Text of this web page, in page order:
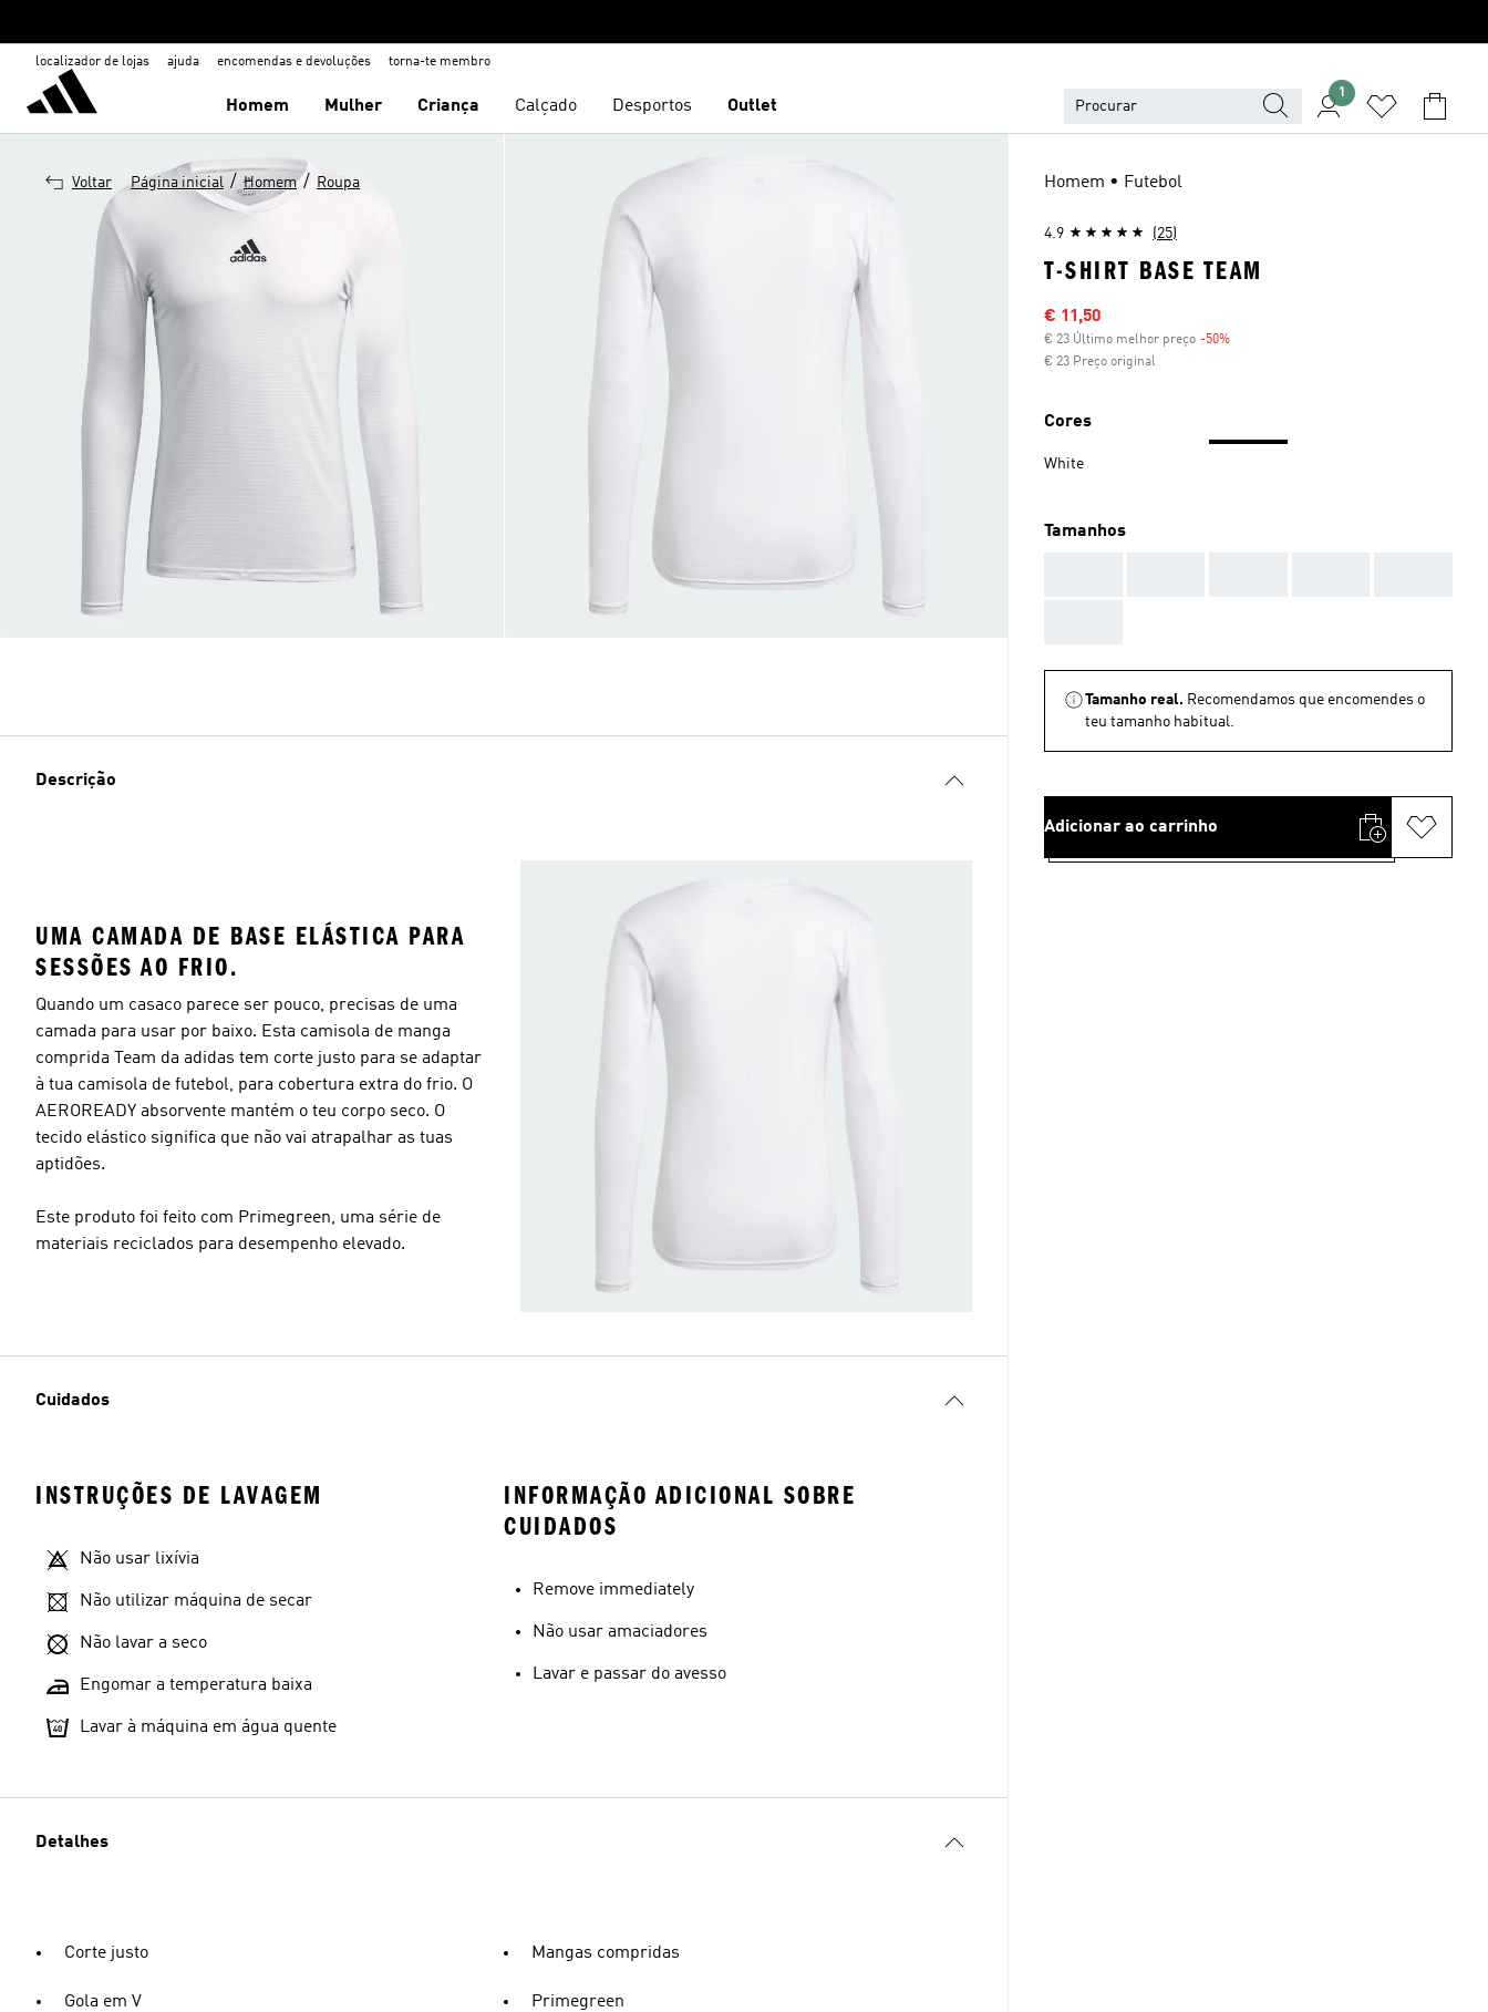
localizador de lojas ajuda encomendas e devoluções torna-te membro
Homem Mulher Criança Calçado Desportos Outlet
1
Voltar Página inicial / Homem / Roupa
Descrição
UMA CAMADA DE BASE ELÁSTICA PARA
SESSÕES AO FRIO.
Quando um casaco parece ser pouco, precisas de uma
camada para usar por baixo. Esta camisola de manga
comprida Team da adidas tem corte justo para se adaptar
à tua camisola de futebol, para cobertura extra do frio. O
AEROREADY absorvente mantém o teu corpo seco. O
tecido elástico significa que não vai atrapalhar as tuas
aptidões.
Este produto foi feito com Primegreen, uma série de
materiais reciclados para desempenho elevado.
Cuidados
INSTRUÇÕES DE LAVAGEM
Não usar lixívia
Não utilizar máquina de secar
Não lavar a seco
Engomar a temperatura baixa
Lavar à máquina em água quente
INFORMAÇÃO ADICIONAL SOBRE
CUIDADOS
Remove immediately
Não usar amaciadores
Lavar e passar do avesso
Detalhes
Corte justo
Gola em V
Mangas compridas
Primegreen
Homem • Futebol
4.9 (25)
T-SHIRT BASE TEAM
Preço com desconto
€ 11,50
€ 23 Último melhor preço -50%
€ 23 Preço original
Cores
White
Tamanhos
Tamanho real. Recomendamos que encomendes o
teu tamanho habitual.
Adicionar ao carrinho